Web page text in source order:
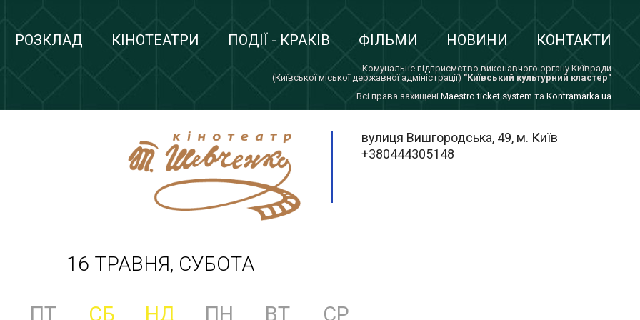
РОЗКЛАД КІНОТЕАТРИ ПОДІЇ - КРАКІВ ФІЛЬМИ НОВИНИ КОНТАКТИ
Комунальне підприємство виконавчого органу Київради
(Київської міської державної адміністрації) "Київський культурний кластер"
Всi права захищенi Maestro ticket system та Kontramarka.ua
вулиця Вишгородська, 49, м. Київ
+380444305148
16 ТРАВНЯ, СУБОТА
ПТ СБ НД ПН ВТ СР